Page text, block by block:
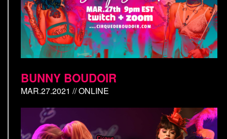
BUNNY BOUDOIR
MAR.27.2021 // ONLINE